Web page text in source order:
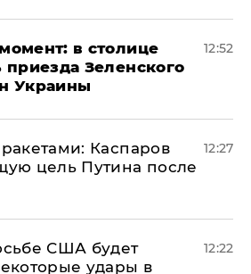
в столице
приезда Зеленского
Украины
12:52
Каспаров
цель Путина после
12:27
США будет
удары в
12:22